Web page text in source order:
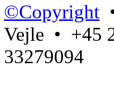
©Copyright
Vejle • +45
33279094